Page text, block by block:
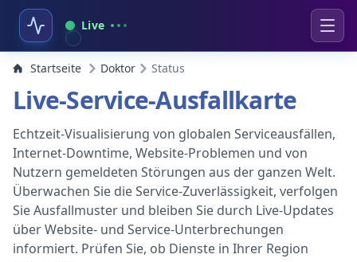
Live
Startseite Doktor Status
Live-Service-Ausfallkarte
Echtzeit-Visualisierung von globalen Serviceausfällen,
Internet-Downtime, Website-Problemen und von
Nutzern gemeldeten Störungen aus der ganzen Welt.
Überwachen Sie die Service-Zuverlässigkeit, verfolgen
Sie Ausfallmuster und bleiben Sie durch Live-Updates
über Website- und Service-Unterbrechungen
informiert. Prüfen Sie, ob Dienste in Ihrer Region